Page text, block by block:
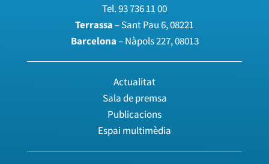
Tel.93 736 11 00
Terrassa– Sant Pau 6, 08221
Barcelona– Nàpols 227, 08013
Actualitat
Sala de premsa
Publicacions
Espai multimèdia